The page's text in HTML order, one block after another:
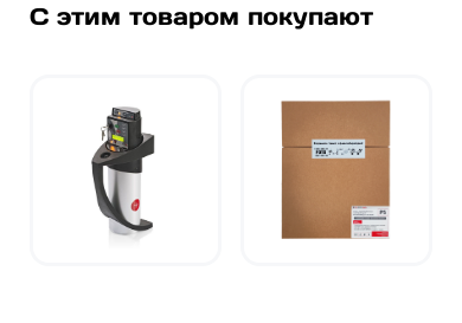
С этим товаром покупают